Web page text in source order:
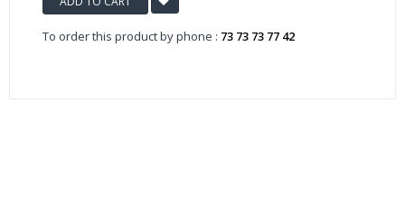
To order this product by phone : 73 73 73 77 42